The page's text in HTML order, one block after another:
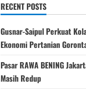
RECENT POSTS
Gusnar-Saipul Perkuat
Ekonomi Pertanian
Pasar RAWA BENING
Masih Redup